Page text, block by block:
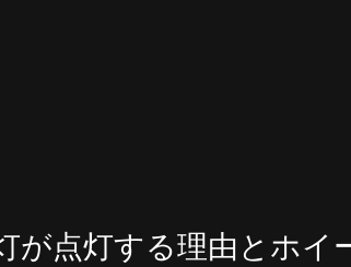
が点灯する理由とホイ